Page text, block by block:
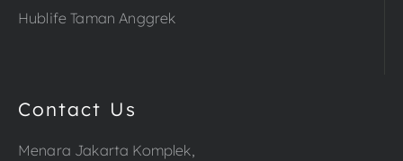
Hublife Taman Anggrek
Contact Us
Menara Jakarta Komplek,